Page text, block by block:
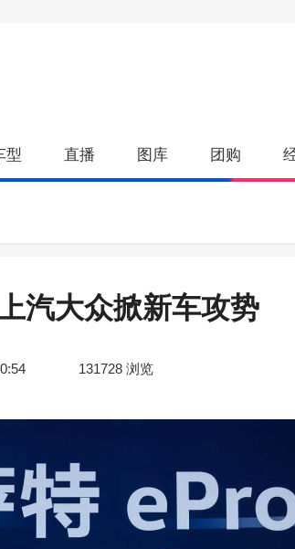
型 直播 图库 团购
汽大众掀新车攻势
131728 浏览